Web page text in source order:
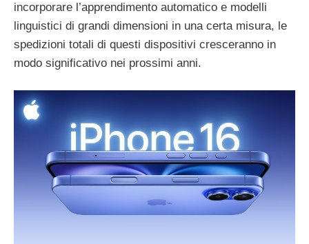
incorporare l’apprendimento automatico e modelli
linguistici di grandi dimensioni in una certa misura, le
spedizioni totali di questi dispositivi cresceranno in
modo significativo nei prossimi anni.